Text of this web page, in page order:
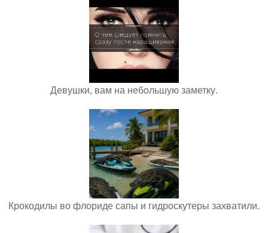
Девушки, вам на небольшую заметку.
Крокодилы во флориде сапы и гидроскутеры захватили.